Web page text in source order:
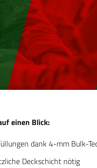
einen Blick:
dank 4-mm Bulk-
Deckschicht nötig